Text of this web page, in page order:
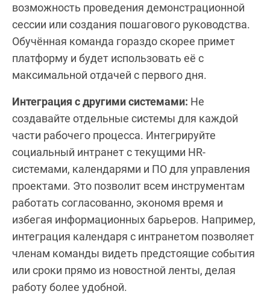
возможность проведения демонстрационной
сессии или создания пошагового руководства.
Обучённая команда гораздо скорее примет
платформу и будет использовать её с
максимальной отдачей с первого дня.
Интеграция с другими системами: Не
создавайте отдельные системы для каждой
части рабочего процесса. Интегрируйте
социальный интранет с текущими HR-
системами, календарями и ПО для управления
проектами. Это позволит всем инструментам
работать согласованно, экономя время и
избегая информационных барьеров. Например,
интеграция календаря с интранетом позволяет
членам команды видеть предстоящие события
или сроки прямо из новостной ленты, делая
работу более удобной.